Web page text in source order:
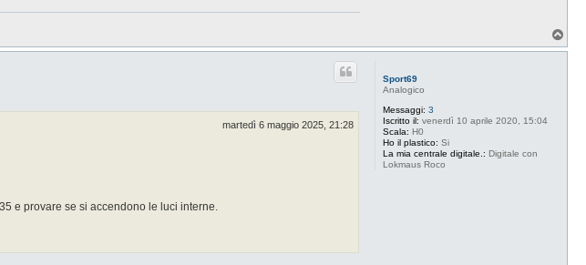
o
Sport69
Analogico
Messaggi: 3
Iscritto il: venerdì 10 aprile 2020, 15:04
Scala: H0
Ho il plastico: Si
La mia centrale digitale.: Digitale con
Lokmaus Roco
martedì 6 maggio 2025, 21:28
e provare se si accendono le luci interne.